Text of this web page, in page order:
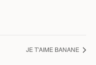
JE T’AIME BANANE